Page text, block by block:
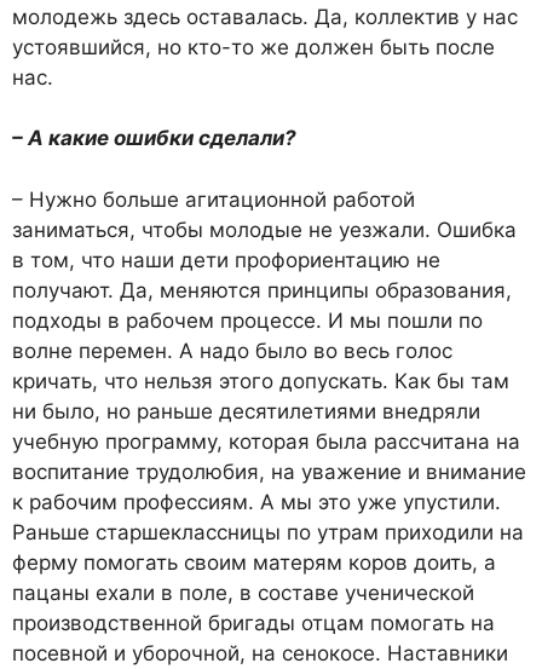
молодежь здесь оставалась. Да, коллектив у нас
устоявшийся, но кто-то же должен быть после
нас.
– А какие ошибки сделали?
– Нужно больше агитационной работой
заниматься, чтобы молодые не уезжали. Ошибка
в том, что наши дети профориентацию не
получают. Да, меняются принципы образования,
подходы в рабочем процессе. И мы пошли по
волне перемен. А надо было во весь голос
кричать, что нельзя этого допускать. Как бы там
ни было, но раньше десятилетиями внедряли
учебную программу, которая была рассчитана на
воспитание трудолюбия, на уважение и внимание
к рабочим профессиям. А мы это уже упустили.
Раньше старшеклассницы по утрам приходили на
ферму помогать своим матерям коров доить, а
пацаны ехали в поле, в составе ученической
производственной бригады отцам помогать на
посевной и уборочной, на сенокосе. Наставники